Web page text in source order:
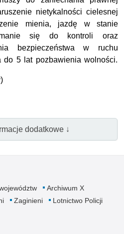
nietykalności cielesnej
mienia, jazdę w stanie
się do kontroli oraz
bezpieczeństwa w ruchu
do 5 lat pozbawienia wolności.
dodatkowe ↓
Archiwum X
Zaginieni
Lotnictwo Policji